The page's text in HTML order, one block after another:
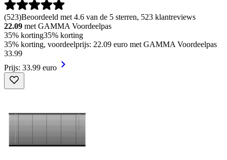
(523)Beoordeeld met 4.6 van de 5 sterren, 523 klantreviews
22.09 met GAMMA Voordeelpas
35% korting35% korting
35% korting, voordeelprijs: 22.09 euro met GAMMA Voordeelpas
33.99
Prijs: 33.99 euro